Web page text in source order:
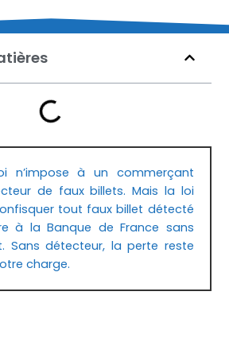
n’impose à un commerçant
de faux billets. Mais la loi
tout faux billet détecté
à la Banque de France sans
Sans détecteur, la perte reste
charge.